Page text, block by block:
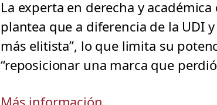
La experta en derecha y
plantea que a diferencia de la UDI
más elitista”, lo que limita su
“reposicionar una marca que
Más información